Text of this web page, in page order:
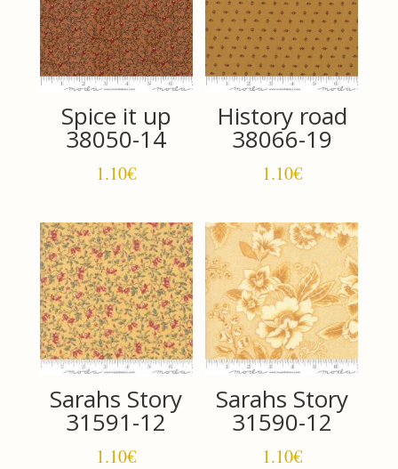
Spice it up
38050-14
1.10€
History road
38066-19
1.10€
Sarahs Story
31591-12
1.10€
Sarahs Story
31590-12
1.10€